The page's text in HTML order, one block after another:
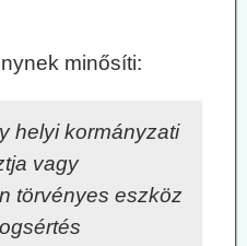
minősíti:
helyi kormányzati
vagy
törvényes eszköz